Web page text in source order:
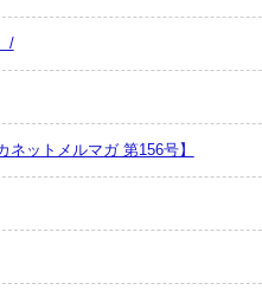
/
ットメルマガ 第156号】